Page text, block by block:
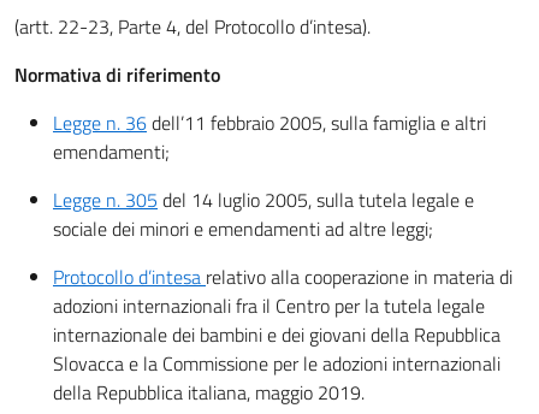
(artt. 22-23, Parte 4, del Protocollo d’intesa).
Normativa di riferimento
Legge n. 36dell’11 febbraio 2005, sulla famiglia e altri
emendamenti;
Legge n. 305 del 14 luglio 2005, sulla tutela legale e
sociale dei minori e emendamenti ad altre leggi;
Protocollo d’intesa relativo alla cooperazione in materia di
adozioni internazionali fra il Centro per la tutela legale
internazionale dei bambini e dei giovani della Repubblica
Slovacca e la Commissione per le adozioni internazionali
della Repubblica italiana, maggio 2019.